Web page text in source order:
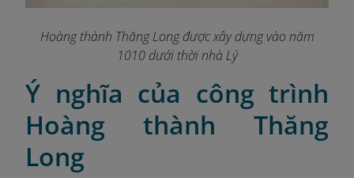
Hoàng thành Thăng Long được xây dựng vào năm
1010 dưới thời nhà Lý
Ý nghĩa của công trình
Hoàng thành Thăng
Long